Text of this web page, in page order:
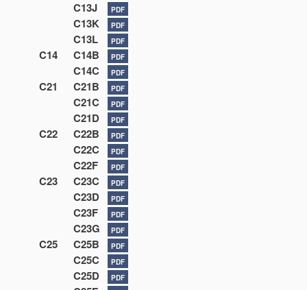
C13J PDF
C13K PDF
C13L PDF
C14 C14B PDF
C14C PDF
C21 C21B PDF
C21C PDF
C21D PDF
C22 C22B PDF
C22C PDF
C22F PDF
C23 C23C PDF
C23D PDF
C23F PDF
C23G PDF
C25 C25B PDF
C25C PDF
C25D PDF